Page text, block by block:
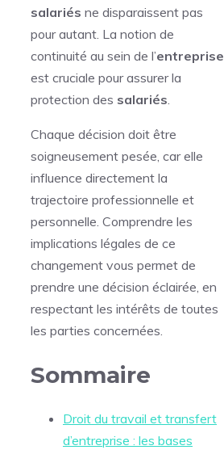
salariés ne disparaissent pas
pour autant. La notion de
continuité au sein de l’entreprise
est cruciale pour assurer la
protection des salariés
Chaque décision doit être
soigneusement pesée, car elle
influence directement la
trajectoire professionnelle et
personnelle. Comprendre les
implications légales de ce
changement vous permet de
prendre une décision éclairée, en
respectant les intérêts de toutes
les parties concernées.
Sommaire
Droit du travail et transfert
d’entreprise : les bases